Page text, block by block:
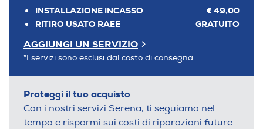
INSTALLAZIONE INCASSO
€ 49,00
RITIRO USATO RAEE
GRATUITO
AGGIUNGI UN SERVIZIO
*I servizi sono esclusi dal costo di consegna
Proteggi il tuo acquisto
Con i nostri servizi Serena, ti seguiamo nel
tempo e risparmi sui costi di riparazioni future.